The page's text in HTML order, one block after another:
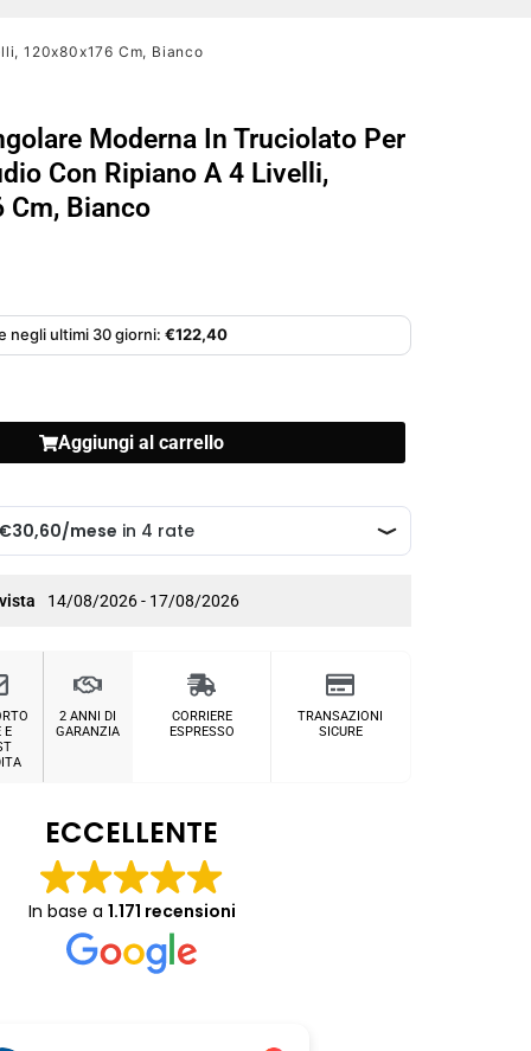
120x80x176 Cm, Bianco
Moderna In Truciolato Per
Con Ripiano A 4 Livelli,
Cm, Bianco
negli ultimi 30 giorni: €122,40
Aggiungi al carrello
14/08/2026 - 17/08/2026
E
2 ANNI DI
GARANZIA
CORRIERE
ESPRESSO
TRANSAZIONI
SICURE
ECCELLENTE
In base a 1.171 recensioni